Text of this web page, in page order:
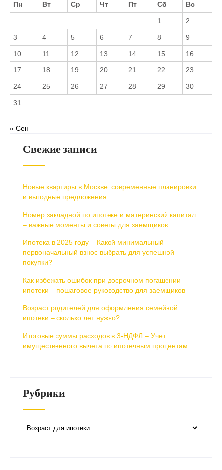
Пн Вт Ср Чт Пт Сб Вс
1 2
3 4 5 6 7 8 9
10 11 12 13 14 15 16
17 18 19 20 21 22 23
24 25 26 27 28 29 30
31
« Сен
Свежие записи
Новые квартиры в Москве: современные планировки
и выгодные предложения
Номер закладной по ипотеке и материнский капитал
– важные моменты и советы для заемщиков
Ипотека в 2025 году – Какой минимальный
первоначальный взнос выбрать для успешной
покупки?
Как избежать ошибок при досрочном погашении
ипотеки – пошаговое руководство для заемщиков
Возраст родителей для оформления семейной
ипотеки – сколько лет нужно?
Итоговые суммы расходов в 3-НДФЛ – Учет
имущественного вычета по ипотечным процентам
Рубрики
Рубрики